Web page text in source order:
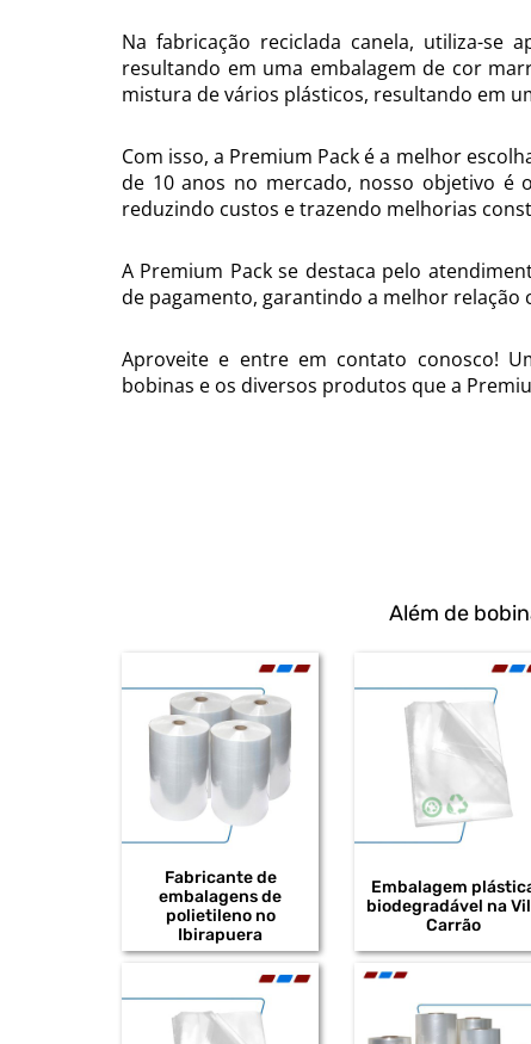
Na fabricação reciclada canela, utiliza-se
resultando em uma embalagem de cor
mistura de vários plásticos, resultando em
Com isso, a Premium Pack é a melhor
de 10 anos no mercado, nosso objetivo é
reduzindo custos e trazendo melhorias
A Premium Pack se destaca pelo
de pagamento, garantindo a melhor relação
Aproveite e entre em contato conosco!
bobinas e os diversos produtos que a
Além de
Fabricante de
embalagens de
polietileno no
Ibirapuera
Embalagem
biodegradável na
Carrão